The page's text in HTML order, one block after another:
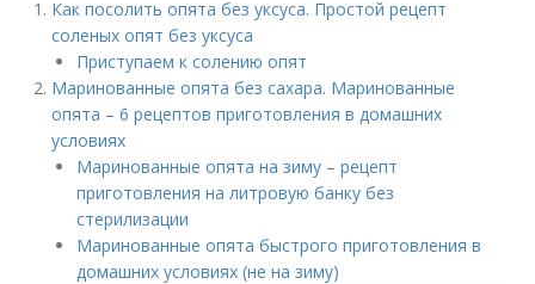
Как посолить опята без уксуса. Простой рецепт
соленых опят без уксуса
Приступаем к солению опят
Маринованные опята без сахара. Маринованные
опята – 6 рецептов приготовления в домашних
условиях
Маринованные опята на зиму – рецепт
приготовления на литровую банку без
стерилизации
Маринованные опята быстрого приготовления в
домашних условиях (не на зиму)